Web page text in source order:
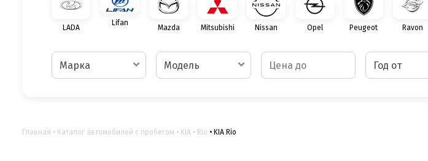
LADA
Lifan
Mazda Mitsubishi Nissan Opel Peugeot Ravon
Марка Модель Год от
Главная Каталог автомобилей с пробегом KIA Rio KIA Rio